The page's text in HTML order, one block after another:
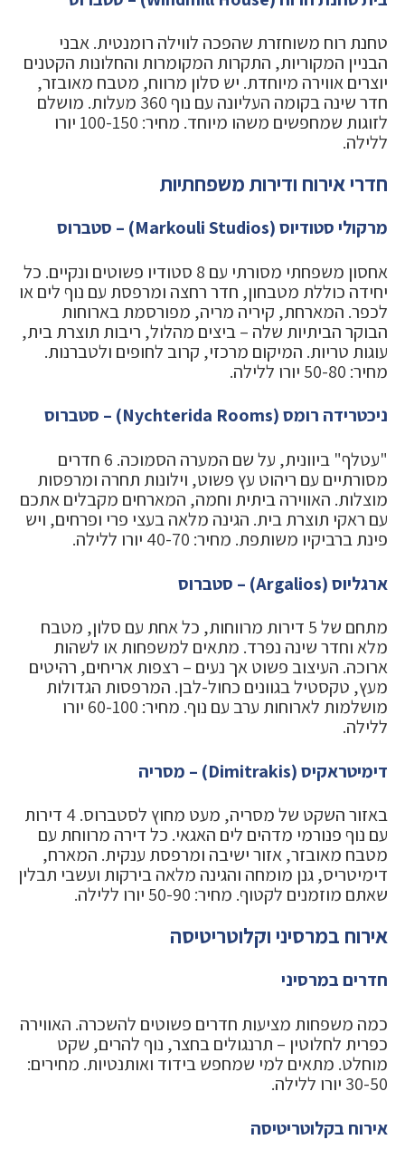
טחנת רוח משוחזרת שהפכה לווילה רומנטית. אבני
הבניין המקוריות, התקרות המקומרות והחלונות הקטנים
יוצרים אווירה מיוחדת. יש סלון מרווח, מטבח מאובזר,
חדר שינה בקומה העליונה עם נוף 360 מעלות. מושלם
לזוגות שמחפשים משהו מיוחד. מחיר: 100-150 יורו
ללילה.
חדרי אירוח ודירות משפחתיות
מרקולי סטודיוס (Markouli Studios) – סטברוס
אחסון משפחתי מסורתי עם 8 סטודיו פשוטים ונקיים. כל
יחידה כוללת מטבחון, חדר רחצה ומרפסת עם נוף לים או
לכפר. המארחת, קיריה מריה, מפורסמת בארוחות
הבוקר הביתיות שלה – ביצים מהלול, ריבות תוצרת בית,
עוגות טריות. המיקום מרכזי, קרוב לחופים ולטברנות.
מחיר: 50-80 יורו ללילה.
ניכטרידה רומס (Nychterida Rooms) – סטברוס
"עטלף" ביוונית, על שם המערה הסמוכה. 6 חדרים
מסורתיים עם ריהוט עץ פשוט, וילונות תחרה ומרפסות
מוצלות. האווירה ביתית וחמה, המארחים מקבלים אתכם
עם ראקי תוצרת בית. הגינה מלאה בעצי פרי ופרחים, ויש
פינת ברביקיו משותפת. מחיר: 40-70 יורו ללילה.
ארגליוס (Argalios) – סטברוס
מתחם של 5 דירות מרווחות, כל אחת עם סלון, מטבח
מלא וחדר שינה נפרד. מתאים למשפחות או לשהות
ארוכה. העיצוב פשוט אך נעים – רצפות אריחים, רהיטים
מעץ, טקסטיל בגוונים כחול-לבן. המרפסות הגדולות
מושלמות לארוחות ערב עם נוף. מחיר: 60-100 יורו
ללילה.
דימיטראקיס (Dimitrakis) – מסריה
באזור השקט של מסריה, מעט מחוץ לסטברוס. 4 דירות
עם נוף פנורמי מדהים לים האגאי. כל דירה מרווחת עם
מטבח מאובזר, אזור ישיבה ומרפסת ענקית. המארח,
דימיטריס, גנן מומחה והגינה מלאה בירקות ועשבי תבלין
שאתם מוזמנים לקטוף. מחיר: 50-90 יורו ללילה.
אירוח במרסיני וקלוטריטיסה
חדרים במרסיני
כמה משפחות מציעות חדרים פשוטים להשכרה. האווירה
כפרית לחלוטין – תרנגולים בחצר, נוף להרים, שקט
מוחלט. מתאים למי שמחפש בידוד ואותנטיות. מחירים:
30-50 יורו ללילה.
אירוח בקלוטריטיסה